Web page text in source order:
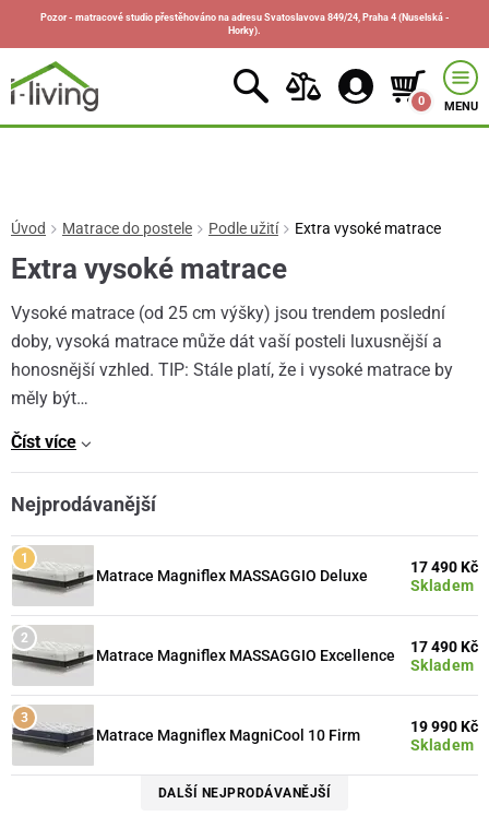
Pozor - matracové studio přestěhováno na adresu Svatoslavova 849/24, Praha 4 (Nuselská -
Horky).
0 MENU
Úvod Matrace do postele Podle užití Extra vysoké matrace
Extra vysoké matrace
Vysoké matrace (od 25 cm výšky) jsou trendem poslední
doby, vysoká matrace může dát vaší posteli luxusnější a
honosnější vzhled. TIP: Stále platí, že i vysoké matrace by
měly být…
Číst více
Nejprodávanější
Matrace Magniflex MASSAGGIO Deluxe
Skladem
17 490 Kč
Matrace Magniflex MASSAGGIO Excellence
Skladem
17 490 Kč
Matrace Magniflex MagniCool 10 Firm
Skladem
19 990 Kč
DALŠÍ NEJPRODÁVANĚJŠÍ